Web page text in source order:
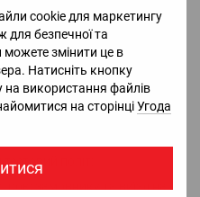
cookie для маркетингу
для безпечної та
змінити це в
Натисніть кнопку
на використання файлів
на сторінціУгода
Повернення
в Україні брендів
всі сертифікати та дозволи;
повний асортимент в місцях
політ;